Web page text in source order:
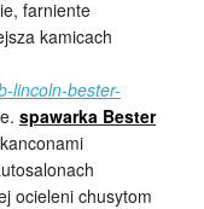
farniente
kamicach
lincoln-bester-
spawarka Bester
ocieleni chusytom